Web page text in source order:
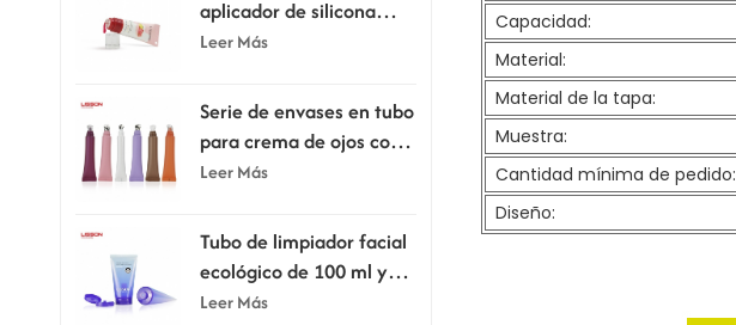
aplicador de silicona
supersuave.
Leer Más
Serie de envases en tubo
para crema de ojos con
cabezal aplicador
Leer Más
Tubo de limpiador facial
ecológico de 100 ml y
120 ml con tapa
Leer Más
Capacidad:
Material:
Material de la tapa:
Muestra:
Cantidad mínima de pedido:
Diseño: